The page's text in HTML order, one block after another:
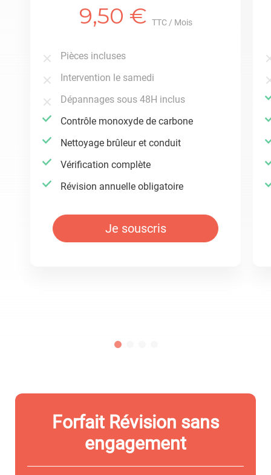
9,50 € TTC / Mois
Révision annuelle obligatoire
Vérification complète
Nettoyage ​brûleur et conduit
Contrôle ​monoxyde de carbone
Dépannages sous 48H inclus
Intervention le samedi
Pièces incluses
Je souscris
Forfait Révision sans
engagement